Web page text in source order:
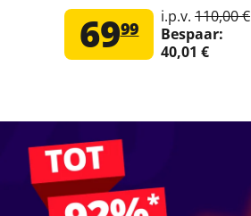
6999
i.p.v. 110,00 €
Bespaar:
40,01 €